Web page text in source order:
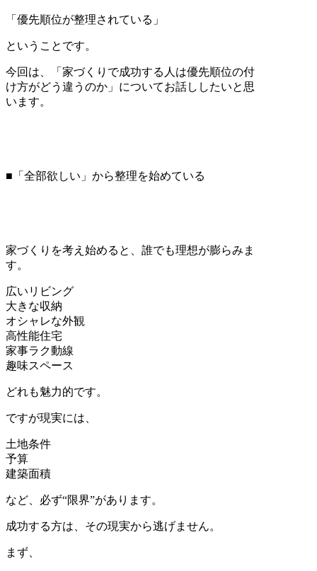
「優先順位が整理されている」
ということです。
今回は、「家づくりで成功する人は優先順位の付
け方がどう違うのか」についてお話ししたいと思
います。
■「全部欲しい」から整理を始めている
家づくりを考え始めると、誰でも理想が膨らみま
す。
広いリビング
大きな収納
オシャレな外観
高性能住宅
家事ラク動線
趣味スペース
どれも魅力的です。
ですが現実には、
土地条件
予算
建築面積
など、必ず“限界”があります。
成功する方は、その現実から逃げません。
まず、